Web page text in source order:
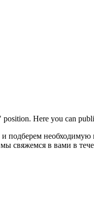
Here you can
и подберем
свяжемся в вами в